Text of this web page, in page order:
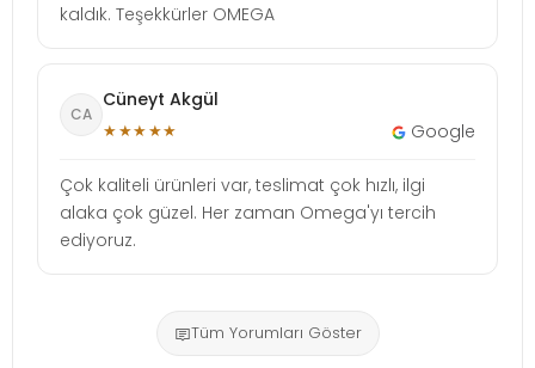
kaldık. Teşekkürler OMEGA
CA
Cüneyt Akgül
★★★★★ Google
Çok kaliteli ürünleri var, teslimat çok hızlı, ilgi
alaka çok güzel. Her zaman Omega'yı tercih
ediyoruz.
Tüm Yorumları Göster